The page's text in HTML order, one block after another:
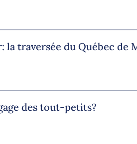
la traversée du Québec de
des tout-petits?